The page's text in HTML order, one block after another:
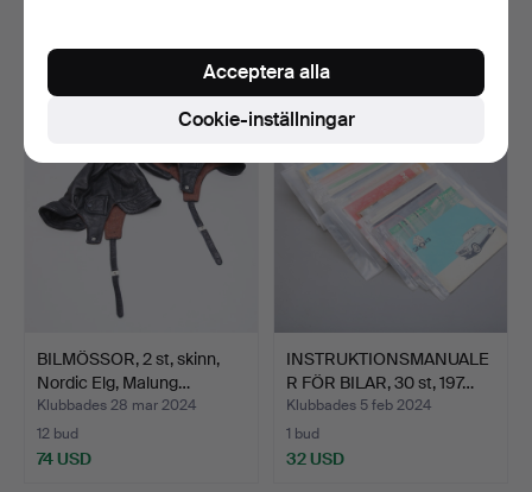
37 USD 69 USD
BILMÖSSOR, 2 st, skinn,
Nordic Elg, Malung…
Klubbades 28 mar 2024
12 bud
74 USD
INSTRUKTIONSMANUALE
R FÖR BILAR, 30 st, 197…
Klubbades 5 feb 2024
1 bud
32 USD
Cookie-inställningar
Acceptera alla